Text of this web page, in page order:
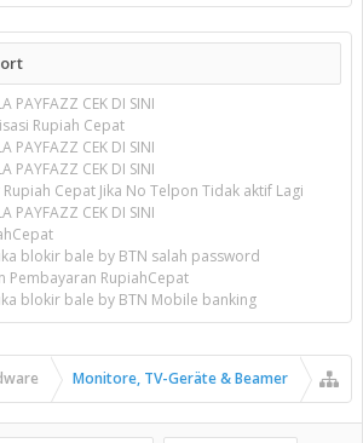
PAYFAZZ CEK DI SINI
Rupiah Cepat
PAYFAZZ CEK DI SINI
PAYFAZZ CEK DI SINI
Cepat Jika No Telpon Tidak aktif Lagi
PAYFAZZ CEK DI SINI
blokir bale by BTN salah password
Pembayaran RupiahCepat
blokir bale by BTN Mobile banking
Monitore, TV-Geräte & Beamer